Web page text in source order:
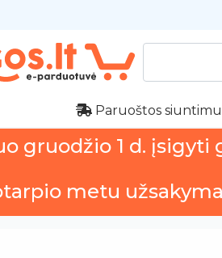
Paruoštos
gruodžio 1 d.
metu